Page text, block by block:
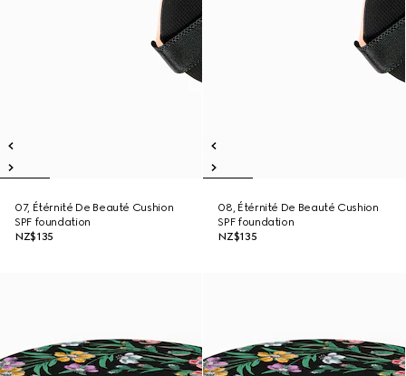
07, Étérnité De Beauté Cushion
SPF foundation
NZ$135
08, Étérnité De Beauté Cushion
SPF foundation
NZ$135